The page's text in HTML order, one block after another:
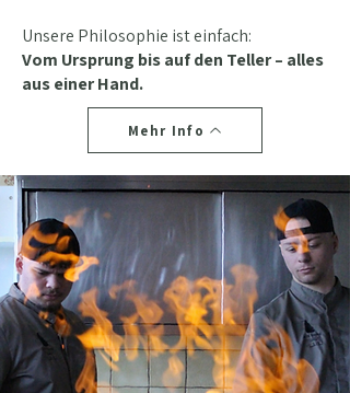
Unsere Philosophie ist einfach:
Vom Ursprung bis auf den Teller – alles
aus einer Hand.
Mehr Info